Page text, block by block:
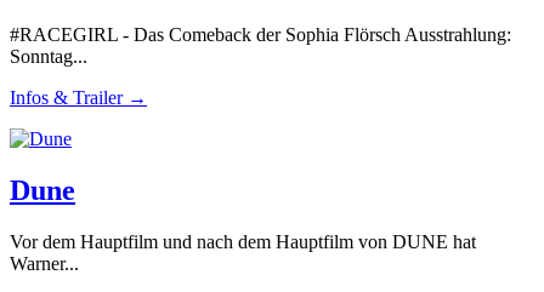
#RACEGIRL - Das Comeback der Sophia Flörsch Ausstrahlung:
Sonntag...
Infos & Trailer →
Dune
Vor dem Hauptfilm und nach dem Hauptfilm von DUNE hat
Warner...